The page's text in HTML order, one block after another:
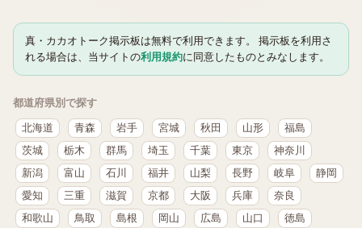
真・カカオトーク掲示板は無料で利用できます。 掲示板を利用さ
れる場合は、当サイトの利用規約に同意したものとみなします。
都道府県別で探す
北海道 青森 岩手 宮城 秋田 山形
福島
茨城
栃木 群馬 埼玉 千葉 東京
神奈川
新潟
富山 石川 福井 山梨 長野 岐阜
静岡
愛知
三重 滋賀 京都 大阪 兵庫
奈良
和歌山
鳥取 島根 岡山 広島 山口
徳島